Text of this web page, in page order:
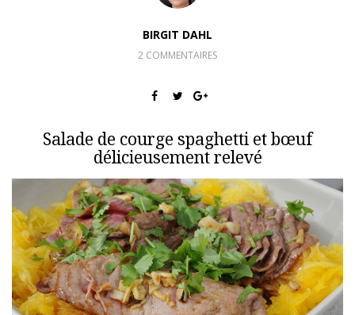
BIRGIT DAHL
2 COMMENTAIRES
Salade de courge spaghetti et bœuf
délicieusement relevé